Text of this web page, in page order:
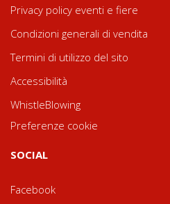
Privacy policy eventi e fiere
Condizioni generali di vendita
Termini di utilizzo del sito
Accessibilità
WhistleBlowing
Preferenze cookie
SOCIAL
Facebook